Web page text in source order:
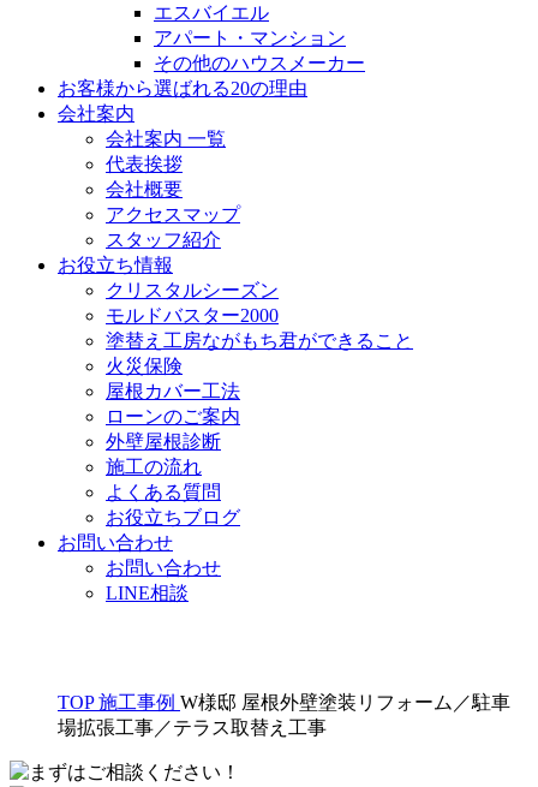
エスバイエル
アパート・マンション
その他のハウスメーカー
お客様から選ばれる20の理由
会社案内
会社案内 一覧
代表挨拶
会社概要
アクセスマップ
スタッフ紹介
お役立ち情報
クリスタルシーズン
モルドバスター2000
塗替え工房ながもち君ができること
火災保険
屋根カバー工法
ローンのご案内
外壁屋根診断
施工の流れ
よくある質問
お役立ちブログ
お問い合わせ
お問い合わせ
LINE相談
TOP 施工事例 W様邸 屋根外壁塗装リフォーム／駐車
場拡張工事／テラス取替え工事